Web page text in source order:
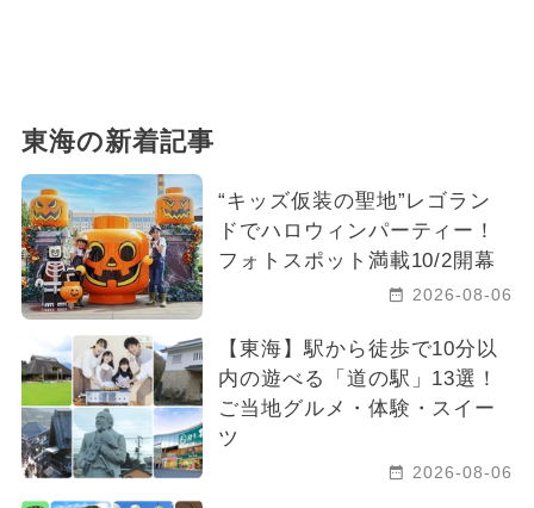
東海の新着記事
“キッズ仮装の聖地”レゴラン
ドでハロウィンパーティー！
フォトスポット満載10/2開幕
2026-08-06
【東海】駅から徒歩で10分以
内の遊べる「道の駅」13選！
ご当地グルメ・体験・スイー
ツ
2026-08-06